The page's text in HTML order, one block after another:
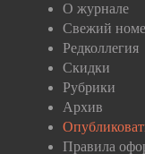
О журнале
Свежий
Редколлегия
Скидки
Рубрики
Архив
Правила